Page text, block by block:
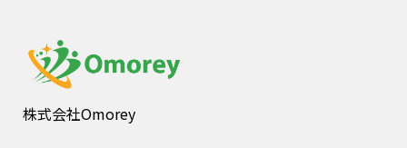
株式会社Omorey